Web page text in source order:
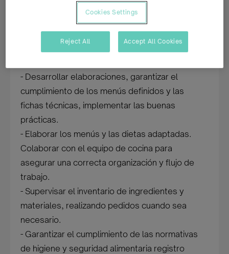
sustitución temporal durante los meses de
junio, julio, agosto, septiembre y/o octubre, con
jornada completa y horarios flexibles según tu
disponibilidad.
- Desarrollar elaboraciones, garantizar el
cumplimiento de los menús definidos y las
fichas técnicas, implementar las buenas
prácticas.
- Elaborar los menús y las dietas adaptadas.
Colaborar con el equipo de cocina para
asegurar una correcta organización y flujo de
trabajo.
- Supervisar el inventario de ingredientes y
materiales, realizando pedidos cuando sea
necesario.
- Garantizar el cumplimiento de las normativas
de higiene y seguridad alimentaria registro
Cookies Settings
Reject All Accept All Cookies